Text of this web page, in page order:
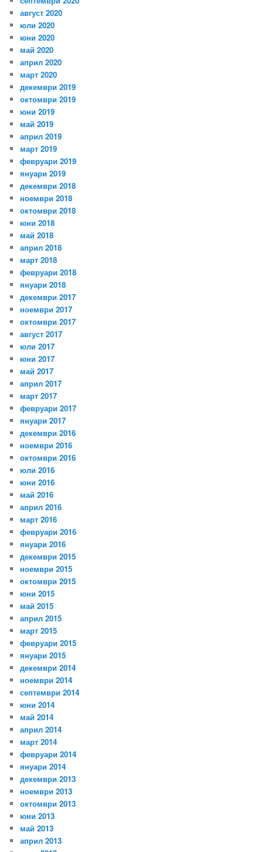
август 2020
юли 2020
юни 2020
май 2020
април 2020
март 2020
декември 2019
октомври 2019
юни 2019
май 2019
април 2019
март 2019
февруари 2019
януари 2019
декември 2018
ноември 2018
октомври 2018
юни 2018
май 2018
април 2018
март 2018
февруари 2018
януари 2018
декември 2017
ноември 2017
октомври 2017
август 2017
юли 2017
юни 2017
май 2017
април 2017
март 2017
февруари 2017
януари 2017
декември 2016
ноември 2016
октомври 2016
юли 2016
юни 2016
май 2016
април 2016
март 2016
февруари 2016
януари 2016
декември 2015
ноември 2015
октомври 2015
юни 2015
май 2015
април 2015
март 2015
февруари 2015
януари 2015
декември 2014
ноември 2014
септември 2014
юни 2014
май 2014
април 2014
март 2014
февруари 2014
януари 2014
декември 2013
ноември 2013
октомври 2013
юни 2013
май 2013
април 2013